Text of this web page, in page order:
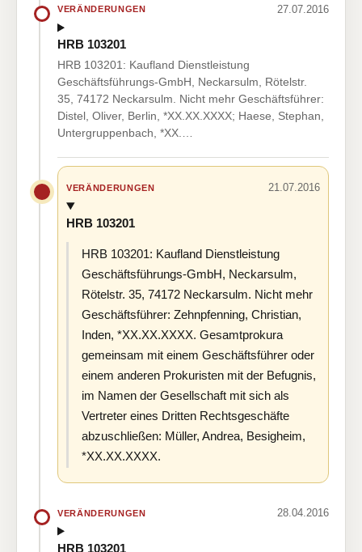
VERÄNDERUNGEN 27.07.2016
HRB 103201
HRB 103201: Kaufland Dienstleistung
Geschäftsführungs-GmbH, Neckarsulm, Rötelstr.
35, 74172 Neckarsulm. Nicht mehr Geschäftsführer:
Distel, Oliver, Berlin, *XX.XX.XXXX; Haese, Stephan,
Untergruppenbach, *XX.…
VERÄNDERUNGEN 21.07.2016
HRB 103201
HRB 103201: Kaufland Dienstleistung
Geschäftsführungs-GmbH, Neckarsulm,
Rötelstr. 35, 74172 Neckarsulm. Nicht mehr
Geschäftsführer: Zehnpfenning, Christian,
Inden, *XX.XX.XXXX. Gesamtprokura
gemeinsam mit einem Geschäftsführer oder
einem anderen Prokuristen mit der Befugnis,
im Namen der Gesellschaft mit sich als
Vertreter eines Dritten Rechtsgeschäfte
abzuschließen: Müller, Andrea, Besigheim,
*XX.XX.XXXX.
VERÄNDERUNGEN 28.04.2016
HRB 103201